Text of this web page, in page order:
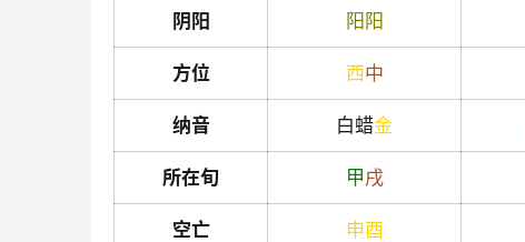
阴阳 阳 阳
方位 西中
纳音 白蜡金
所在旬 甲戌
空亡 申酉